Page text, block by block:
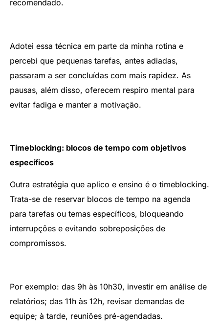
recomendado.
Adotei essa técnica em parte da minha rotina e
percebi que pequenas tarefas, antes adiadas,
passaram a ser concluídas com mais rapidez. As
pausas, além disso, oferecem respiro mental para
evitar fadiga e manter a motivação.
Timeblocking: blocos de tempo com objetivos
específicos
Outra estratégia que aplico e ensino é o timeblocking.
Trata-se de reservar blocos de tempo na agenda
para tarefas ou temas específicos, bloqueando
interrupções e evitando sobreposições de
compromissos.
Por exemplo: das 9h às 10h30, investir em análise de
relatórios; das 11h às 12h, revisar demandas de
equipe; à tarde, reuniões pré-agendadas.